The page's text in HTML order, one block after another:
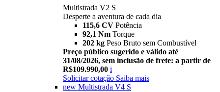
Multistrada V2 S
Desperte a aventura de cada dia
115,6 CV Potência
92,1 Nm Torque
202 kg Peso Bruto sem Combustível
Preço público sugerido e válido até
31/08/2026, sem inclusão de frete: a partir de
R$109.990,00 i
Solicitar cotação Saiba mais
new Multistrada V4 S